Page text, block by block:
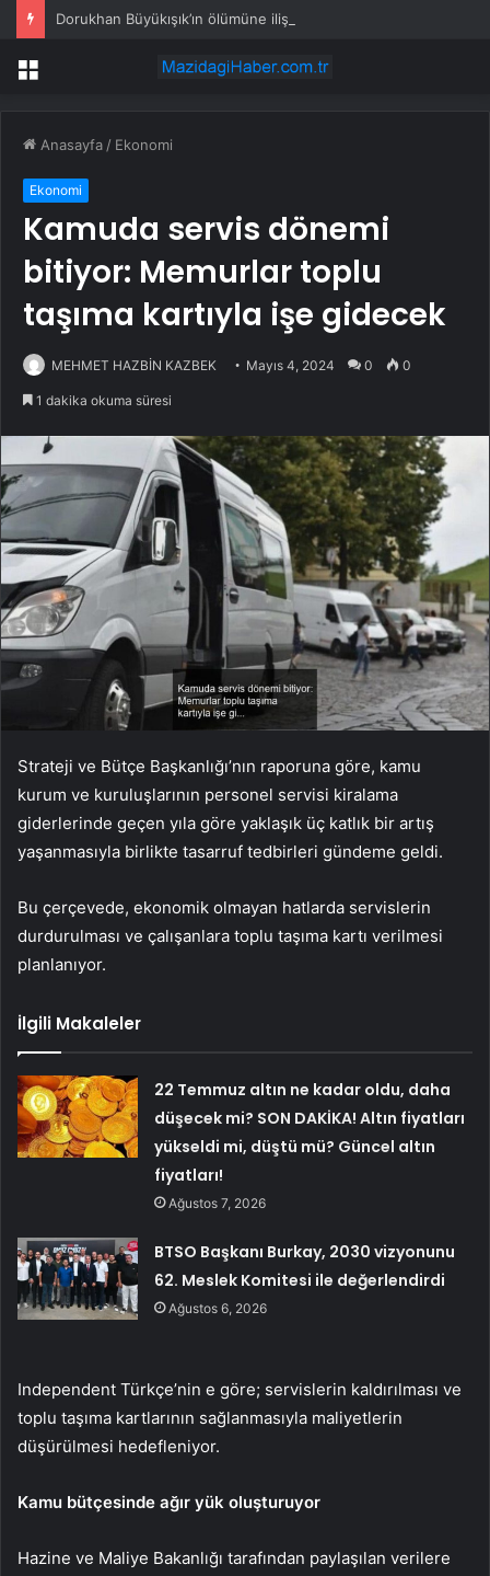
Menü
Anasayfa / Ekonomi
Ekonomi
Kamuda servis dönemi
bitiyor: Memurlar toplu
taşıma kartıyla işe gidecek
MEHMET HAZBİN KAZBEK Mayıs 4, 2024 0 0
1 dakika okuma süresi
Strateji ve Bütçe Başkanlığı’nın raporuna göre, kamu
kurum ve kuruluşlarının personel servisi kiralama
giderlerinde geçen yıla göre yaklaşık üç katlık bir artış
yaşanmasıyla birlikte tasarruf tedbirleri gündeme geldi.
Bu çerçevede, ekonomik olmayan hatlarda servislerin
durdurulması ve çalışanlara toplu taşıma kartı verilmesi
planlanıyor.
İlgili Makaleler
22 Temmuz altın ne kadar oldu, daha
düşecek mi? SON DAKİKA! Altın fiyatları
yükseldi mi, düştü mü? Güncel altın
fiyatları!
Ağustos 7, 2026
BTSO Başkanı Burkay, 2030 vizyonunu
62. Meslek Komitesi ile değerlendirdi
Ağustos 6, 2026
Independent Türkçe’nin e göre; servislerin kaldırılması ve
toplu taşıma kartlarının sağlanmasıyla maliyetlerin
düşürülmesi hedefleniyor.
Kamu bütçesinde ağır yük oluşturuyor
Hazine ve Maliye Bakanlığı tarafından paylaşılan verilere